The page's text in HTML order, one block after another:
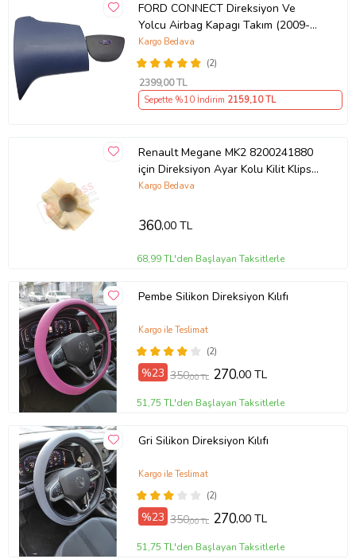
FORD CONNECT Direksiyon Ve
Yolcu Airbag Kapagı Takım (2009-
2014) İthal Üretim
(2)
Kargo Bedava
2399,00 TL
Sepette %10 İndirim 2159,10 TL
Renault Megane MK2 8200241880
için Direksiyon Ayar Kolu Kilit Klips
Plastiği
Kargo Bedava
360,00 TL
68,99 TL'den Başlayan Taksitlerle
Pembe Silikon Direksiyon Kılıfı
(2)
Kargo ile Teslimat
%23 350,00 TL 270,00 TL
51,75 TL'den Başlayan Taksitlerle
Gri Silikon Direksiyon Kılıfı
(2)
Kargo ile Teslimat
%23 350,00 TL 270,00 TL
51,75 TL'den Başlayan Taksitlerle